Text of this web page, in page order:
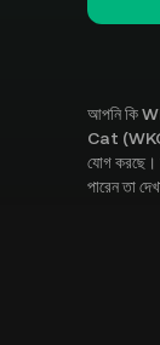
আপনি কি
Cat (WKC)
যোগ করছে।
পারেন তা